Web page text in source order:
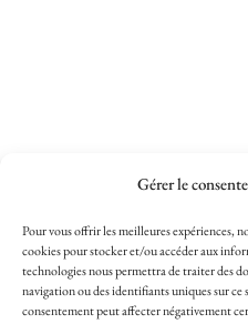
Gérer le
Pour vous offrir les meilleures expériences,
cookies pour stocker et/ou accéder aux
technologies nous permettra de traiter des
navigation ou des identifiants uniques sur
consentement peut affecter négativement